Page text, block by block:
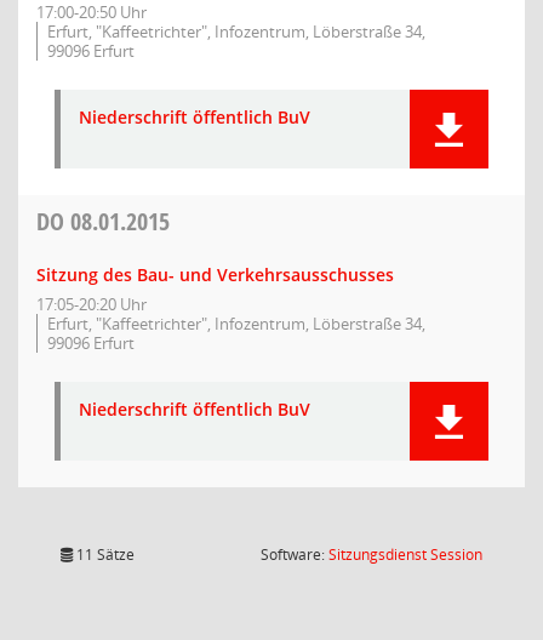
17:00-20:50 Uhr
Erfurt, "Kaffeetrichter", Infozentrum, Löberstraße 34,
99096 Erfurt
Niederschrift öffentlich BuV
DO 08.01.2015
Sitzung des Bau- und Verkehrsausschusses
17:05-20:20 Uhr
Erfurt, "Kaffeetrichter", Infozentrum, Löberstraße 34,
99096 Erfurt
Niederschrift öffentlich BuV
11 Sätze Software:SitzungsdienstSession(Wird in